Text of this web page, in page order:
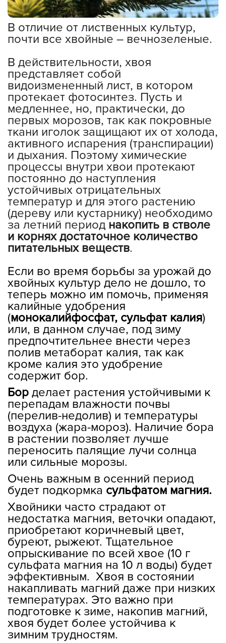
В отличие от лиственных культур,
почти все хвойные – вечнозеленые.
В действительности, хвоя
представляет собой
видоизмененный лист, в котором
протекает фотосинтез. Пусть и
медленнее, но, практически, до
первых морозов, так как покровные
ткани иголок защищают их от холода,
активного испарения (транспирации)
и дыхания. Поэтому химические
процессы внутри хвои протекают
постоянно до наступления
устойчивых отрицательных
температур и для этого растению
(дереву или кустарнику) необходимо
за летний периоднакопить в стволе
и корнях достаточное количество
питательных веществ.
Если во время борьбы за урожай до
хвойных культур дело не дошло, то
теперь можно им помочь, применяя
калийные удобрения
(монокалийфосфат, сульфат калия)
или, в данном случае, под зиму
предпочтительнее внести через
полив метаборат калия, так как
кроме калия это удобрение
содержит бор.
Бор делает растения устойчивыми к
перепадам влажности почвы
(перелив-недолив) и температуры
воздуха (жара-мороз). Наличие бора
в растении позволяет лучше
переносить палящие лучи солнца
или сильные морозы.
Очень важным в осенний период
будет подкормка сульфатом магния.
Хвойники часто страдают от
недостатка магния, веточки опадают,
приобретают коричневый цвет,
буреют, рыжеют. Тщательное
опрыскивание по всей хвое (10 г
сульфата магния на 10 л воды) будет
эффективным. Хвоя в состоянии
накапливать магний даже при низких
температурах. Это важно при
подготовке к зиме, накопив магний,
хвоя будет более устойчива к
зимним трудностям.